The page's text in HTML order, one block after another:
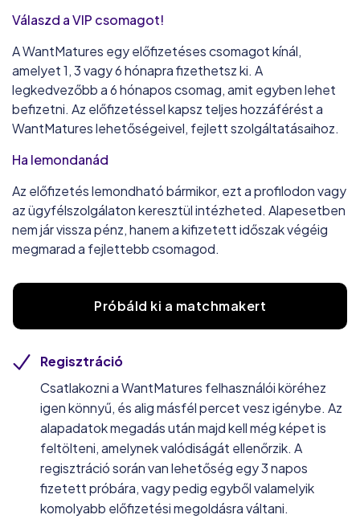
Válaszd a VIP csomagot!
A WantMatures egy előfizetéses csomagot kínál,
amelyet 1, 3 vagy 6 hónapra fizethetsz ki. A
legkedvezőbb a 6 hónapos csomag, amit egyben lehet
befizetni. Az előfizetéssel kapsz teljes hozzáférést a
WantMatures lehetőségeivel, fejlett szolgáltatásaihoz.
Ha lemondanád
Az előfizetés lemondható bármikor, ezt a profilodon vagy
az ügyfélszolgálaton keresztül intézheted. Alapesetben
nem jár vissza pénz, hanem a kifizetett időszak végéig
megmarad a fejlettebb csomagod.
Próbáld ki a matchmakert
Regisztráció
Csatlakozni a WantMatures felhasználói köréhez
igen könnyű, és alig másfél percet vesz igénybe. Az
alapadatok megadás után majd kell még képet is
feltölteni, amelynek valódiságát ellenőrzik. A
regisztráció során van lehetőség egy 3 napos
fizetett próbára, vagy pedig egyből valamelyik
komolyabb előfizetési megoldásra váltani.